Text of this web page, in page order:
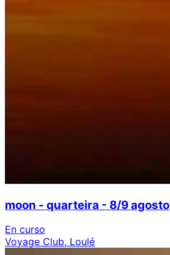
moon - quarteira - 8/9 agosto
En curso
Voyage Club, Loulé